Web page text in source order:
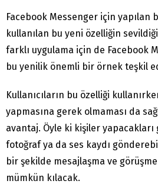
Facebook Messenger için yapılan
kullanılan bu yeni özelliğin
farklı uygulama için de Facebook
bu yenilik önemli bir örnek teşkil
Kullanıcıların bu özelliği
yapmasına gerek olmaması da
avantaj. Öyle ki kişiler
fotoğraf ya da ses kaydı
bir şekilde mesajlaşma ve
mümkün kılacak.